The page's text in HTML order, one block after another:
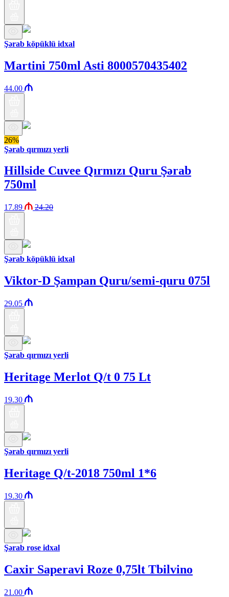
Şərab köpüklü idxal
Martini 750ml Asti 8000570435402
44.00
26%
Şərab qırmızı yerli
Hillside Cuvee Qırmızı Quru Şərab
750ml
17.89 24.20
Şərab köpüklü idxal
Viktor-D Şampan Quru/semi-quru 075l
29.05
Şərab qırmızı yerli
Heritage Merlot Q/t 0 75 Lt
19.30
Şərab qırmızı yerli
Heritage Q/t-2018 750ml 1*6
19.30
Şərab rose idxal
Caxir Saperavi Roze 0,75lt Tbilvino
21.00